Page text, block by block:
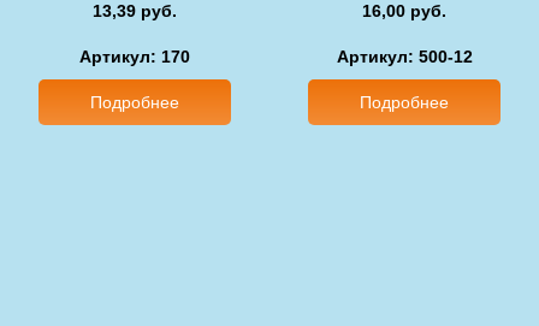
13,39 руб.
Артикул: 170
Подробнее
16,00 руб.
Артикул: 500-12
Подробнее